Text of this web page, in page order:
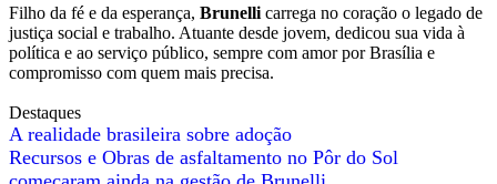
Filho da fé e da esperança, Brunelli carrega no coração o legado de
justiça social e trabalho. Atuante desde jovem, dedicou sua vida à
política e ao serviço público, sempre com amor por Brasília e
compromisso com quem mais precisa.
Destaques
A realidade brasileira sobre adoção
Recursos e Obras de asfaltamento no Pôr do Sol